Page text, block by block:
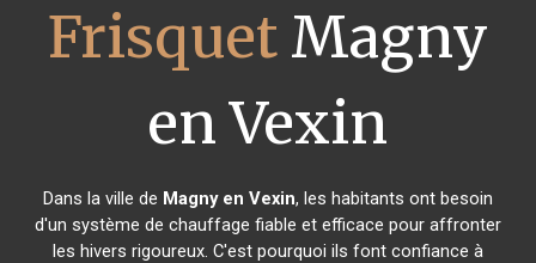
FrisquetMagny
en Vexin
Dans la ville de Magny en Vexin, les habitants ont besoin
d'un système de chauffage fiable et efficace pour affronter
les hivers rigoureux. C'est pourquoi ils font confiance à